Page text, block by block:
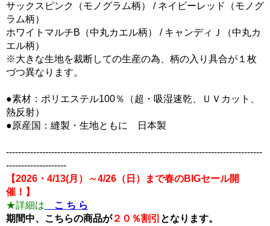
サックスピンク（モノグラム柄） / ネイビーレッド（モノグ
ラム柄）
ホワイトマルチB（中丸カエル柄） / キャンディＪ（中丸カ
エル柄）
※大きな生地を裁断しての生産の為、柄の入り具合が１枚
づつ異なります。
●素材：ポリエステル100％（超・吸湿速乾、ＵＶカット、
熱反射）
●原産国：縫製・生地ともに 日本製
-------------------------------------------------------------------------------------
--------------------
【2026・4/13(月）～4/26（日）まで春のBIGセール開
催！】
★詳細は こ ち ら
期間中、こちらの商品が２０％割引 となります。